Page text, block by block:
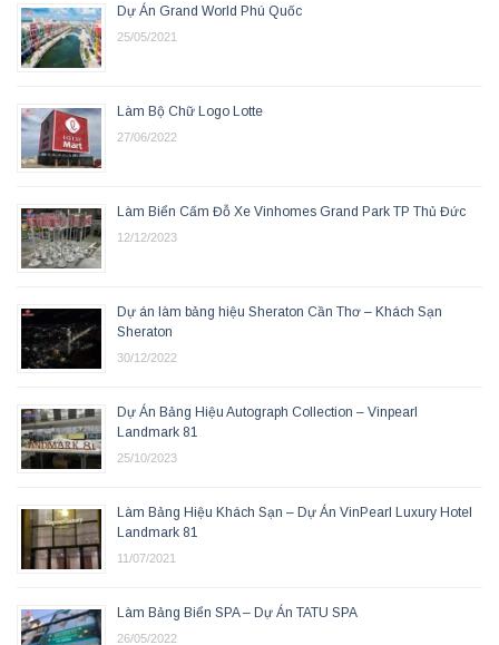
Dự Án Grand World Phú Quốc
25/05/2021
Làm Bộ Chữ Logo Lotte
27/06/2022
Làm Biển Cấm Đỗ Xe Vinhomes Grand Park TP Thủ Đức
12/12/2023
Dự án làm bảng hiệu Sheraton Cần Thơ – Khách Sạn
Sheraton
30/12/2022
Dự Án Bảng Hiệu Autograph Collection – Vinpearl
Landmark 81
25/10/2023
Làm Bảng Hiệu Khách Sạn – Dự Án VinPearl Luxury Hotel
Landmark 81
11/07/2021
Làm Bảng Biển SPA – Dự Án TATU SPA
26/05/2022